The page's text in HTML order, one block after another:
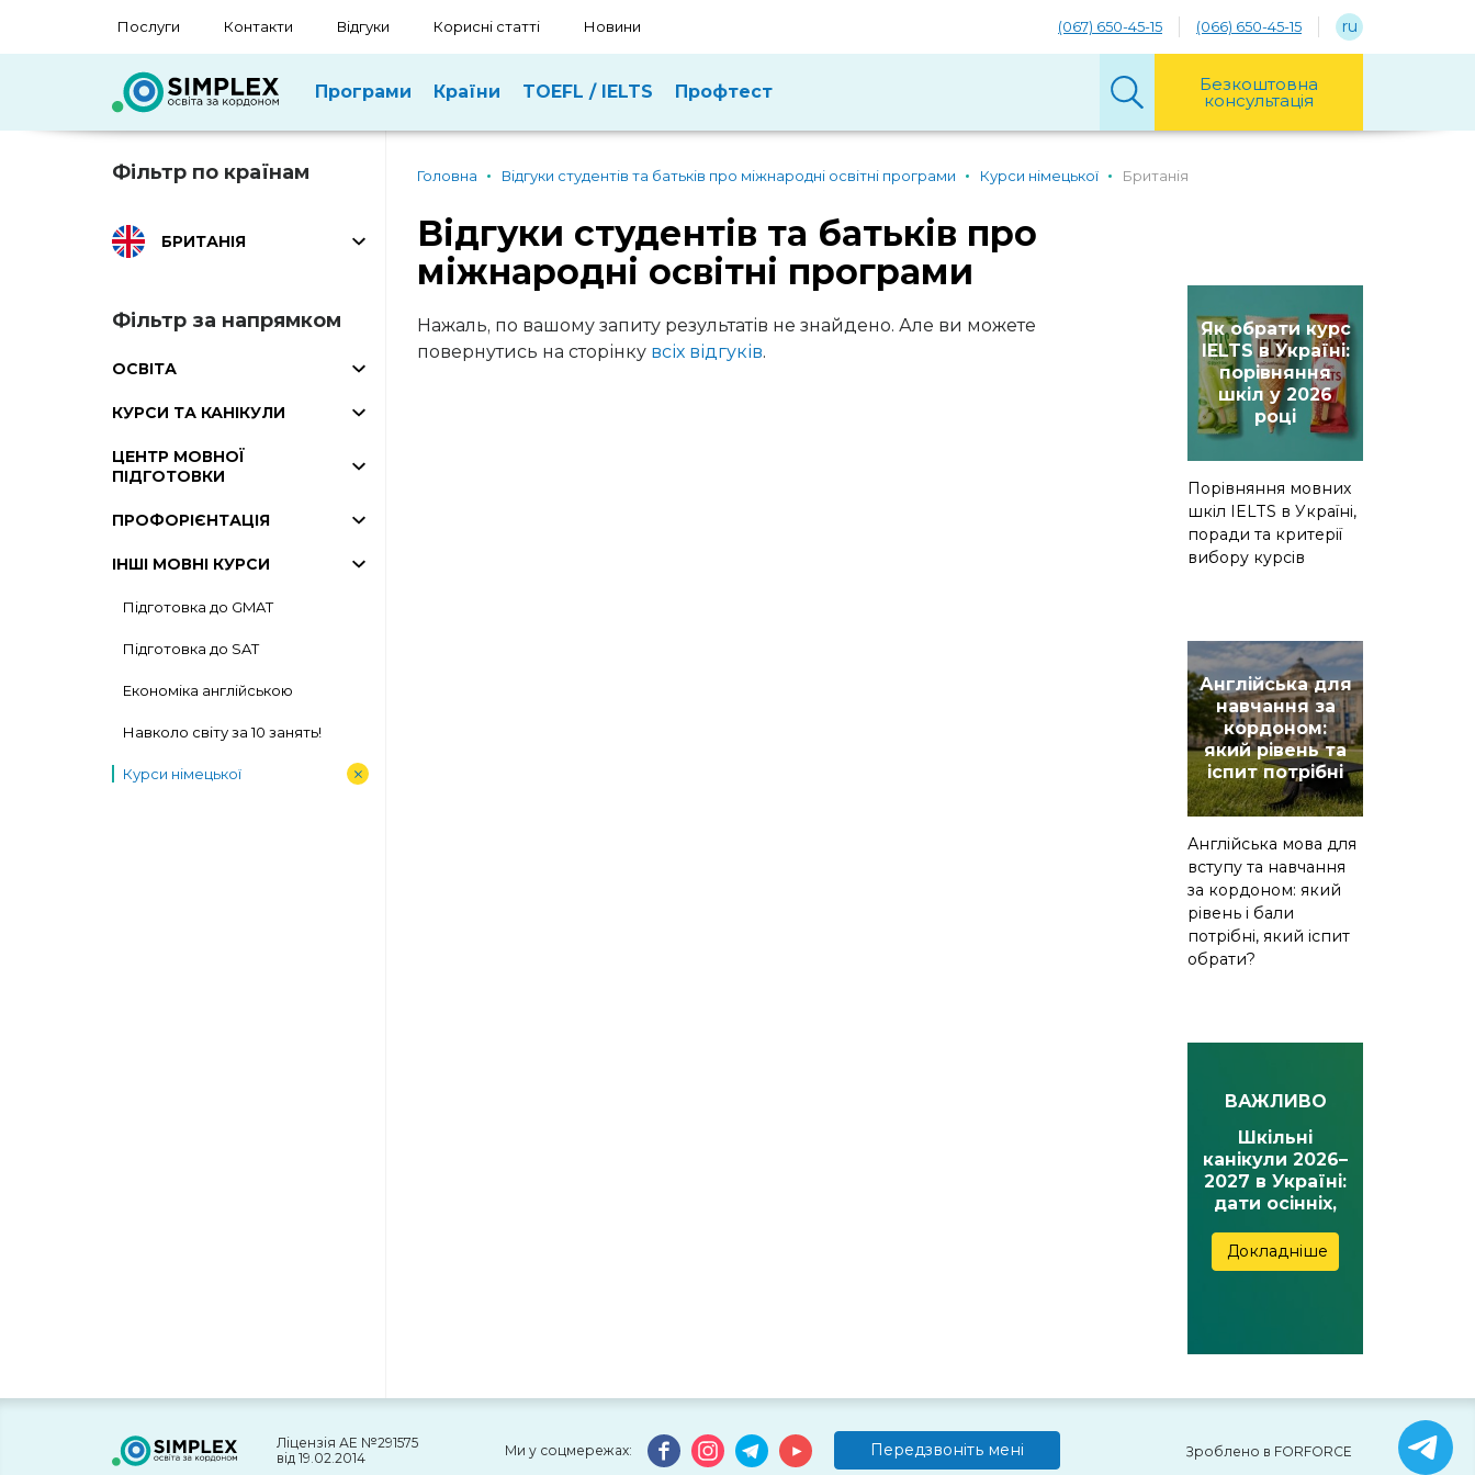
Послуги Контакти Відгуки Корисні статті Новини (067) 650-45-15 (066) 650-45-15 ru
Програми Країни TOEFL / IELTS Профтест Безкоштовна
консультація
Фільтр по країнам
БРИТАНІЯ
Фільтр за напрямком
ОСВІТА
КУРСИ ТА КАНІКУЛИ
ЦЕНТР МОВНОЇ
ПІДГОТОВКИ
ПРОФОРІЄНТАЦІЯ
ІНШІ МОВНІ КУРСИ
Підготовка до GMAT
Підготовка до SAT
Економіка англійською
Навколо світу за 10 занять!
Курси німецької
Головна Відгуки студентів та батьків про міжнародні освітні програми Курси німецької Британія
Відгуки студентів та батьків про
міжнародні освітні програми
Нажаль, по вашому запиту результатів не знайдено. Але ви можете
повернутись на сторінку всіх відгуків.
Як обрати курс
IELTS в Україні:
порівняння
шкіл у 2026
році
Порівняння мовних
шкіл IELTS в Україні,
поради та критерії
вибору курсів
Англійська для
навчання за
кордоном:
який рівень та
іспит потрібні
Англійська мова для
вступу та навчання
за кордоном: який
рівень і бали
потрібні, який іспит
обрати?
ВАЖЛИВО
Шкільні
канікули 2026–
2027 в Україні:
дати осінніх,
весняних та
літніх канікул
Докладніше
Ліцензія АЕ №291575
від 19.02.2014
Передзвоніть мені
Ми у соцмережах: Зроблено в FORFORCE